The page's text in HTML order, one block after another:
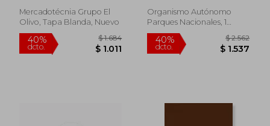
Mercadotécnia Grupo El
Olivo, Tapa Blanda, Nuevo
Organismo Autónomo
Parques Nacionales, 1
Edición, Tapa Blanda,
Nuevo